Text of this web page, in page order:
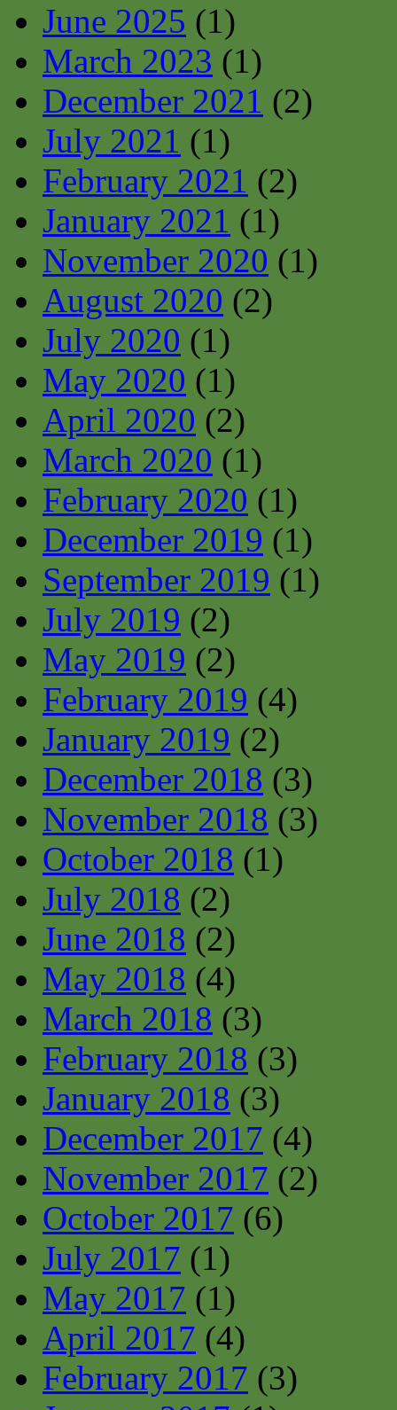
June 2025 (1)
March 2023 (1)
December 2021 (2)
July 2021 (1)
February 2021 (2)
January 2021 (1)
November 2020 (1)
August 2020 (2)
July 2020 (1)
May 2020 (1)
April 2020 (2)
March 2020 (1)
February 2020 (1)
December 2019 (1)
September 2019 (1)
July 2019 (2)
May 2019 (2)
February 2019 (4)
January 2019 (2)
December 2018 (3)
November 2018 (3)
October 2018 (1)
July 2018 (2)
June 2018 (2)
May 2018 (4)
March 2018 (3)
February 2018 (3)
January 2018 (3)
December 2017 (4)
November 2017 (2)
October 2017 (6)
July 2017 (1)
May 2017 (1)
April 2017 (4)
February 2017 (3)